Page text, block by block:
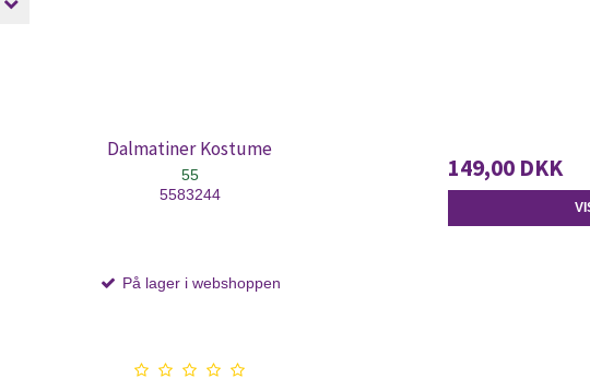
Dalmatiner Kostume
55
5583244
På lager i webshoppen
149,00 DKK